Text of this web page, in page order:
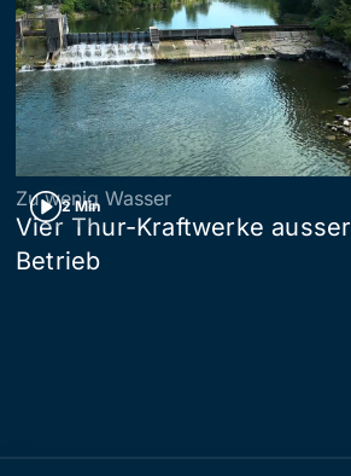
2 Min
Zu wenig Wasser
Vier Thur-Kraftwerke ausser
Betrieb